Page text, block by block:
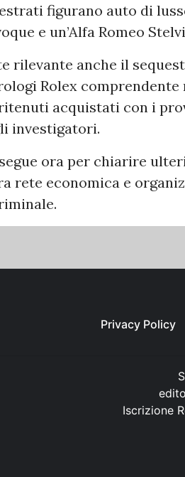
figurano auto di
e un’Alfa Romeo
rilevante anche il
Rolex
acquistati con i
investigatori.
ora per chiarire
rete economica e
Privacy Policy
Iscrizione